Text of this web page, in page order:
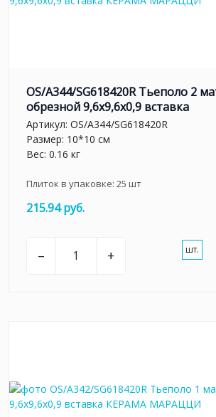
OS/A344/SG618420R Тьеполо 2
обрезной 9,6x9,6x0,9 вставка
Артикул: OS/A344/SG618420R
Размер: 10*10 см
Вес: 0.16 кг
Плиток в упаковке: 25 шт
215.94 руб.
– + шт.